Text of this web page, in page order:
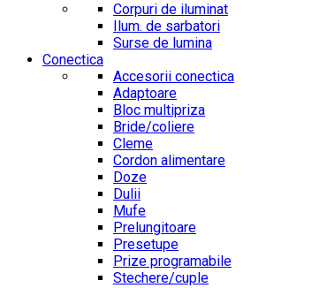
Corpuri de iluminat
Ilum. de sarbatori
Surse de lumina
Conectica
Accesorii conectica
Adaptoare
Bloc multipriza
Bride/coliere
Cleme
Cordon alimentare
Doze
Dulii
Mufe
Prelungitoare
Presetupe
Prize programabile
Stechere/cuple